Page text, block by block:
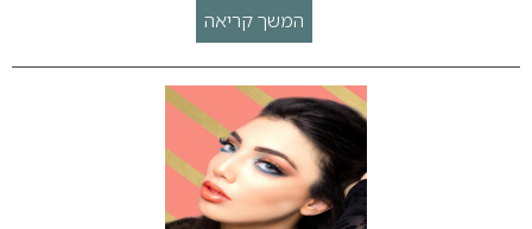
המשך קריאה